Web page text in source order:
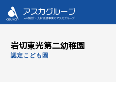
岩切東光第二幼稚園
認定こども園